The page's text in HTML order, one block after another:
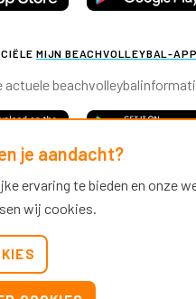
MIJN BEACHVOLLEYBAL-APP
actuele
je aandacht?
ervaring te bieden en onze
wij cookies.